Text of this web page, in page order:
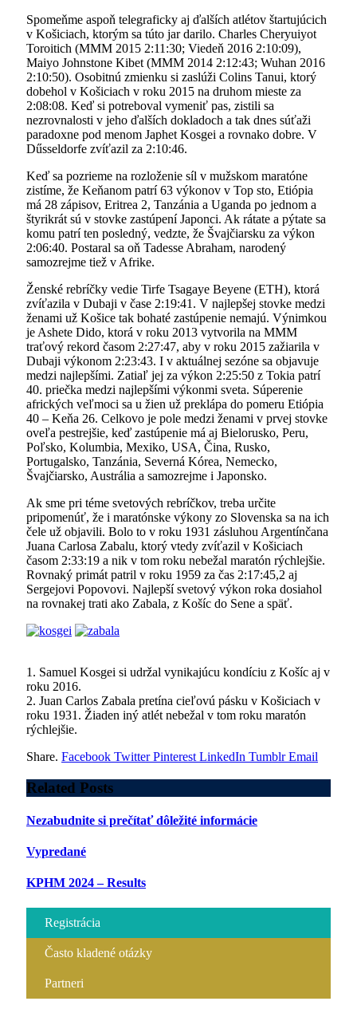
Spomeňme aspoň telegraficky aj ďalších atlétov štartujúcich
v Košiciach, ktorým sa túto jar darilo. Charles Cheryuiyot
Toroitich (MMM 2015 2:11:30; Viedeň 2016 2:10:09),
Maiyo Johnstone Kibet (MMM 2014 2:12:43; Wuhan 2016
2:10:50). Osobitnú zmienku si zaslúži Colins Tanui, ktorý
dobehol v Košiciach v roku 2015 na druhom mieste za
2:08:08. Keď si potreboval vymeniť pas, zistili sa
nezrovnalosti v jeho ďalších dokladoch a tak dnes súťaži
paradoxne pod menom Japhet Kosgei a rovnako dobre. V
Dűsseldorfe zvíťazil za 2:10:46.
Keď sa pozrieme na rozloženie síl v mužskom maratóne
zistíme, že Keňanom patrí 63 výkonov v Top sto, Etiópia
má 28 zápisov, Eritrea 2, Tanzánia a Uganda po jednom a
štyrikrát sú v stovke zastúpení Japonci. Ak rátate a pýtate sa
komu patrí ten posledný, vedzte, že Švajčiarsku za výkon
2:06:40. Postaral sa oň Tadesse Abraham, narodený
samozrejme tiež v Afrike.
Ženské rebríčky vedie Tirfe Tsagaye Beyene (ETH), ktorá
zvíťazila v Dubaji v čase 2:19:41. V najlepšej stovke medzi
ženami už Košice tak bohaté zastúpenie nemajú. Výnimkou
je Ashete Dido, ktorá v roku 2013 vytvorila na MMM
traťový rekord časom 2:27:47, aby v roku 2015 zažiarila v
Dubaji výkonom 2:23:43. I v aktuálnej sezóne sa objavuje
medzi najlepšími. Zatiaľ jej za výkon 2:25:50 z Tokia patrí
40. priečka medzi najlepšími výkonmi sveta. Súperenie
afrických veľmoci sa u žien už preklápa do pomeru Etiópia
40 – Keňa 26. Celkovo je pole medzi ženami v prvej stovke
oveľa pestrejšie, keď zastúpenie má aj Bielorusko, Peru,
Poľsko, Kolumbia, Mexiko, USA, Čina, Rusko,
Portugalsko, Tanzánia, Severná Kórea, Nemecko,
Švajčiarsko, Austrália a samozrejme i Japonsko.
Ak sme pri téme svetových rebríčkov, treba určite
pripomenúť, že i maratónske výkony zo Slovenska sa na ich
čele už objavili. Bolo to v roku 1931 zásluhou Argentínčana
Juana Carlosa Zabalu, ktorý vtedy zvíťazil v Košiciach
časom 2:33:19 a nik v tom roku nebežal maratón rýchlejšie.
Rovnaký primát patril v roku 1959 za čas 2:17:45,2 aj
Sergejovi Popovovi. Najlepší svetový výkon roka dosiahol
na rovnakej trati ako Zabala, z Košíc do Sene a späť.
1. Samuel Kosgei si udržal vynikajúcu kondíciu z Košíc aj v
roku 2016.
2. Juan Carlos Zabala pretína cieľovú pásku v Košiciach v
roku 1931. Žiaden iný atlét nebežal v tom roku maratón
rýchlejšie.
Share. Facebook Twitter Pinterest LinkedIn Tumblr Email
Related Posts
Nezabudnite si prečítať dôležité informácie
Vypredané
KPHM 2024 – Results
Registrácia
Často kladené otázky
Partneri